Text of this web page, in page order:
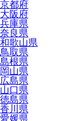
京都府
大阪府
兵庫県
奈良県
和歌山県
鳥取県
島根県
岡山県
広島県
山口県
徳島県
香川県
愛媛県